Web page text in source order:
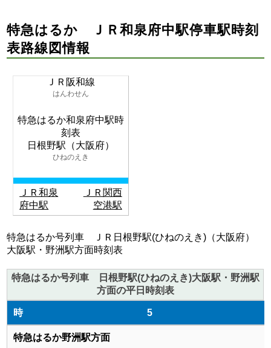
特急はるか ＪＲ和泉府中駅停車駅時刻
表路線図情報
ＪＲ阪和線
はんわせん
特急はるか和泉府中駅時
刻表
日根野駅（大阪府）
ひねのえき
ＪＲ和泉
府中駅
ＪＲ関西
空港駅
特急はるか号列車 ＪＲ日根野駅(ひねのえき)（大阪府）
大阪駅・野洲駅方面時刻表
特急はるか号列車 日根野駅(ひねのえき)大阪駅・野洲駅
方面の平日時刻表
5